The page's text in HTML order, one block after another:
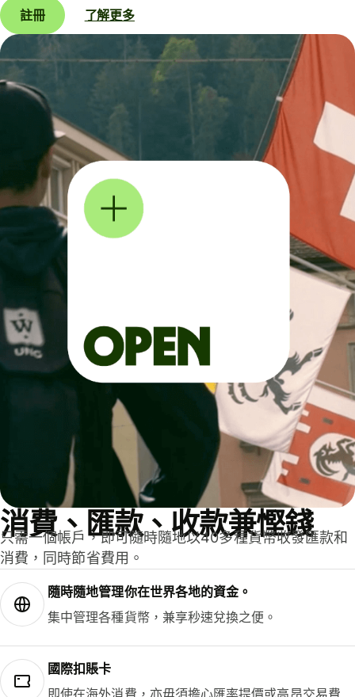
註冊 了解更多
消費、匯款、收款兼慳錢
只需一個帳戶，即可隨時隨地以40多種貨幣收發匯款和
消費，同時節省費用。
隨時隨地管理你在世界各地的資金。
集中管理各種貨幣，兼享秒速兌換之便。
國際扣賬卡